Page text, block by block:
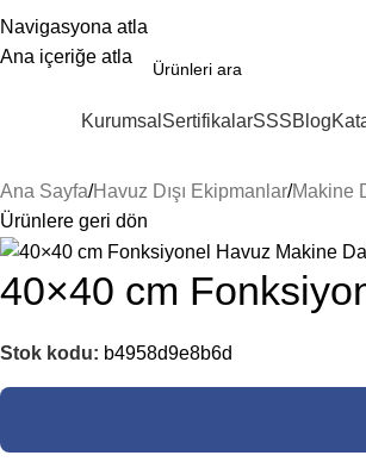
Navigasyona atla
Ana içeriğe atla
Kurumsal SertifikalarSSSBlog
Ana Sayfa Havuz Dışı Ekipmanlar Makine
Ürünlere geri dön
40×40 cm
Stok kodu: b4958d9e8b6d